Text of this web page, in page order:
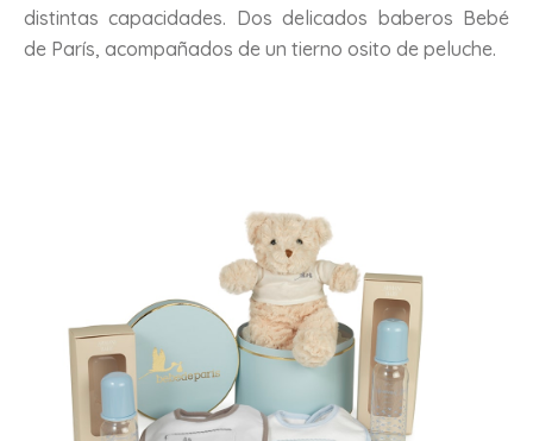
distintas capacidades. Dos delicados baberos Bebé
de París, acompañados de un tierno osito de peluche.